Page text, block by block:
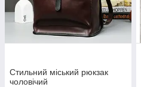
Стильний міський рюкзак
чоловічий